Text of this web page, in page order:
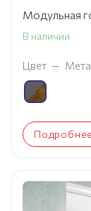
Модульная
В наличии
Цвет —
Подробнее